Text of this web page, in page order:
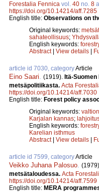
Forestalia Fennica vol. 40 no. 8
https://doi.org/10.14214/aff.7285
English title: Observations on
Original keywords:
sahateollisuus;
English keywords:
Abstract| View details
article id 7030, categoryArticle
Eino Saari. (1919). Itä-
metsäpolitiikasta. Acta
https://doi.org/10.14214/aff.7030
English title: Forest policy
Original keywords:
Karjalan kannas;
English keywords:
Karelian isthmus
Abstract| View details
article id 7599, categoryArticle
Veikko Juhana Palosuo.
metsätaloudessa. Acta
https://doi.org/10.14214/aff.7599
English title: MERA